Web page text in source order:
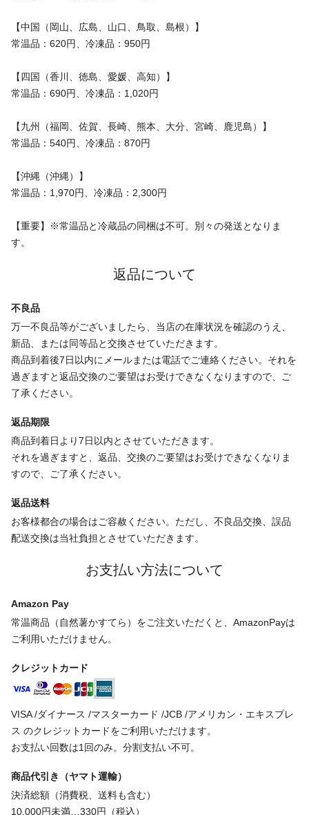
【中国（岡山、広島、山口、鳥取、島根）】
常温品：620円、冷凍品：950円
【四国（香川、徳島、愛媛、高知）】
常温品：690円、冷凍品：1,020円
【九州（福岡、佐賀、長崎、熊本、大分、宮崎、鹿児島）】
常温品：540円、冷凍品：870円
【沖縄（沖縄）】
常温品：1,970円、冷凍品：2,300円
【重要】※常温品と冷蔵品の同梱は不可。別々の発送となりま
す。
返品について
不良品
万一不良品等がございましたら、当店の在庫状況を確認のうえ、
新品、または同等品と交換させていただきます。
商品到着後7日以内にメールまたは電話でご連絡ください。それを
過ぎますと返品交換のご要望はお受けできなくなりますので、ご
了承ください。
返品期限
商品到着日より7日以内とさせていただきます。
それを過ぎますと、返品、交換のご要望はお受けできなくなりま
すので、ご了承ください。
返品送料
お客様都合の場合はご容赦ください。ただし、不良品交換、誤品
配送交換は当社負担とさせていただきます。
お支払い方法について
Amazon Pay
常温商品（自然薯かすてら）をご注文いただくと、AmazonPayは
ご利用いただけません。
クレジットカード
VISA /ダイナース /マスターカード /JCB /アメリカン・エキスプレ
ス のクレジットカードをご利用いただけます。
お支払い回数は1回のみ。分割支払い不可。
商品代引き（ヤマト運輸）
決済総額（消費税、送料も含む）
10,000円未満…330円（税込）